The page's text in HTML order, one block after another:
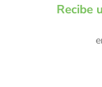
Recibe